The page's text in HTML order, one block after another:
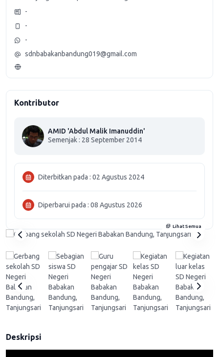
-
-
-
sdnbabakanbandung019@gmail.com
Kontributor
AMID 'Abdul Malik Imanuddin'
Semenjak : 28 September 2014
Diterbitkan pada : 02 Agustus 2024
Diperbarui pada : 08 Agustus 2026
Lihat Semua
Deskripsi